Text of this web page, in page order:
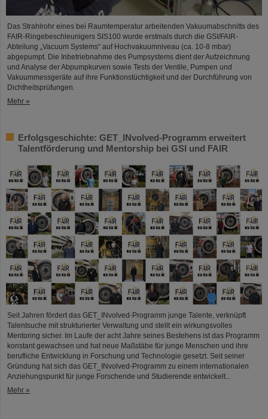
Das Strahlrohr eines bei Raumtemperatur arbeitenden Vakuumabschnitts des
FAIR-Ringebeschleunigers SIS100 wurde erstmals durch die GSI/FAIR-
Abteilung „Vacuum Systems“ auf Hochvakuumniveau (ca. 10-8 mbar)
abgepumpt. Die Inbetriebnahme des Pumpsystems dient der Aufzeichnung
und Analyse der Abpumpkurven sowie Tests der Ventile, Pumpen und
Vakuummessgeräte auf ihre Funktionstüchtigkeit und der Durchführung von
Dichtheitsprüfungen.
Mehr »
Erfolgsgeschichte: GET_INvolved-Programm erweitert
Talentförderung und Mentorship bei GSI und FAIR
Seit Jahren fördert das GET_INvolved-Programm junge Talente, verknüpft
Talentsuche mit strukturierter Verwaltung und stellt ein wirkungsvolles
Mentoring sicher. Im Laufe der acht Jahre seines Bestehens ist das Programm
konstant gewachsen und hat neue Maßstäbe für junge Menschen und ihre
berufliche Entwicklung in Forschung und Technologie gesetzt. Seit seiner
Gründung hat sich das GET_INvolved-Programm zu einem internationalen
Anziehungspunkt für junge Forschende und Studierende entwickelt...
Mehr »